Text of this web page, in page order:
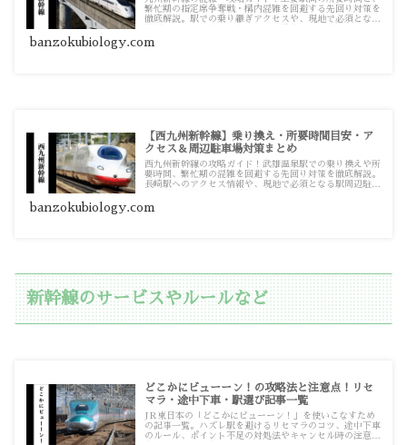
繁忙期の指定席争奪戦・構内混雑を回避する先回り対策を
徹底解説。駅での乗り継ぎアクセスや、現地で必須となる
ます。
banzokubiology.com
【西九州新幹線】乗り換え・所要時間目安・ア
クセス＆周辺駐車場対策まとめ
西九州新幹線の攻略ガイド！武雄温泉駅での乗り換えや所
要時間、繁忙期の混雑を回避する先回り対策を徹底解説。
長崎駅へのアクセス情報や、現地で必須となる駅周辺駐車
banzokubiology.com
新幹線のサービスやルールなど
どこかにビューーン！の攻略法と注意点！リセ
マラ・途中下車・駅選び記事一覧
JR東日本の「どこかにビューーン！」を使いこなすため
の記事一覧。ハズレ駅を避けるリセマラのコツ、途中下車
のルール、ポイント不足の対処法やキャンセル時の注意点